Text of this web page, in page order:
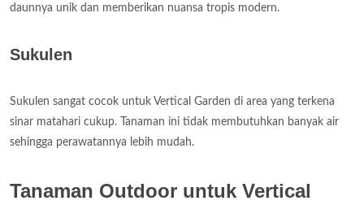
daunnya unik dan memberikan nuansa tropis modern.
Sukulen
Sukulen sangat cocok untuk Vertical Garden di area yang terkena
sinar matahari cukup. Tanaman ini tidak membutuhkan banyak air
sehingga perawatannya lebih mudah.
Tanaman Outdoor untuk Vertical